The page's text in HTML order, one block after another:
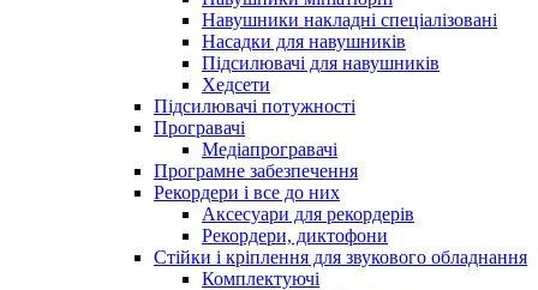
Навушники накладні спеціалізовані
Насадки для навушників
Підсилювачі для навушників
Хедсети
Підсилювачі потужності
Програвачі
Медіапрогравачі
Програмне забезпечення
Рекордери і все до них
Аксесуари для рекордерів
Рекордери, диктофони
Стійки і кріплення для звукового обладнання
Комплектуючі